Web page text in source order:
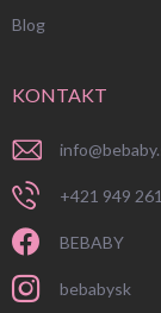
Blog
KONTAKT
info@
+421 949
BEBABY
bebabysk